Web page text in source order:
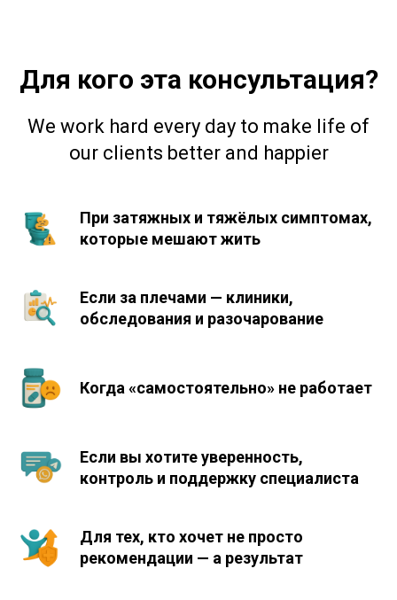
Для кого эта консультация?
We work hard every day to make life of
our clients better and happier
При затяжных и тяжёлых симптомах,
которые мешают жить
Если за плечами — клиники,
обследования и разочарование
Когда «самостоятельно» не работает
Если вы хотите уверенность,
контроль и поддержку специалиста
Для тех, кто хочет не просто
рекомендации — а результат